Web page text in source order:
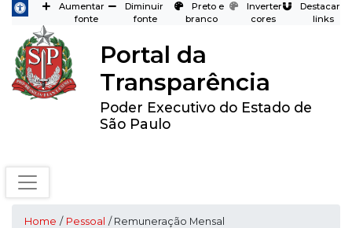
Aumentar
fonte
Diminuir
fonte
Preto e
branco
Inverter
cores
Destacar
links
Portal da
Transparência
Poder Executivo do Estado de
São Paulo
Home / Pessoal / Remuneração Mensal